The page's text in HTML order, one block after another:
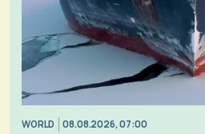
WORLD 08.08.2026, 07:00